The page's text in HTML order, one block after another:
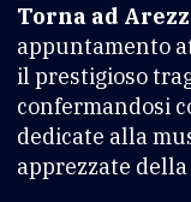
Torna ad
appuntamento
il prestigioso
confermandosi
dedicate alla
apprezzate della